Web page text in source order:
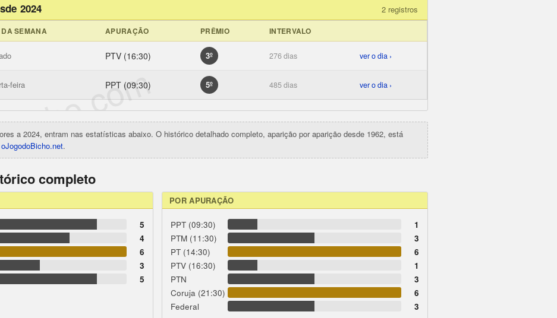
2024 2 registros
SEMANA APURAÇÃO PRÊMIO INTERVALO
PTV (16:30) 3º 276 dias ver o dia ›
feira PPT (09:30) 5º 485 dias ver o dia ›
a 2024, entram nas estatísticas abaixo. O histórico detalhado completo, aparição por aparição desde 1962, está
oJogodoBicho.net.
completo
5
4
6
3
5
POR APURAÇÃO
PPT (09:30)
1
PTM (11:30)
3
PT (14:30)
6
PTV (16:30)
1
PTN
3
Coruja (21:30)
6
Federal
3